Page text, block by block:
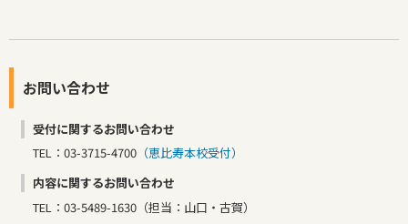
お問い合わせ
受付に関するお問い合わせ
TEL：03-3715-4700 （恵比寿本校受付）
内容に関するお問い合わせ
TEL：03-5489-1630（担当：山口・古賀）